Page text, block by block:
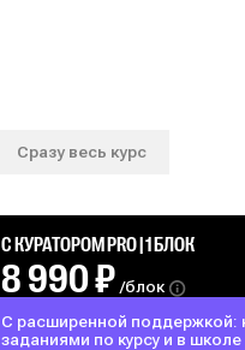
Сразу весь курс
С КУРАТОРОМ PRO | 1 БЛОК
8 990 ₽ /блок
С расширенной
заданиями по курсу и в школе